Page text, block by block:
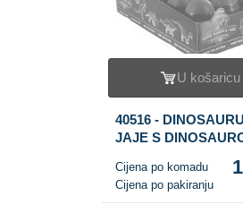
U košaricu
40516 -
JAJE S
Cijena po komadu
Cijena po pakiranju